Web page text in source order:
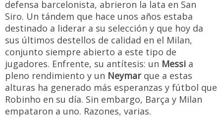
defensa barcelonista, abrieron la lata en San
Siro. Un tándem que hace unos años estaba
destinado a liderar a su selección y que hoy da
sus últimos destellos de calidad en el Milan,
conjunto siempre abierto a este tipo de
jugadores. Enfrente, su antítesis: un Messi a
pleno rendimiento y un Neymarque a estas
alturas ha generado más esperanzas y fútbol que
Robinho en su día. Sin embargo, Barça y Milan
empataron a uno. Razones, varias.